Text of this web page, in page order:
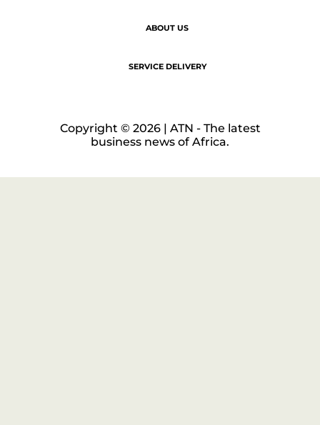
ABOUT US
SERVICE DELIVERY
Copyright © 2026 | ATN - The latest
business news of Africa.